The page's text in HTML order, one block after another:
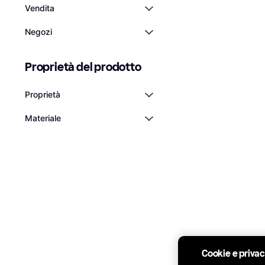
Vendita
Negozi
Proprietà del prodotto
Proprietà
Materiale
Cookie e